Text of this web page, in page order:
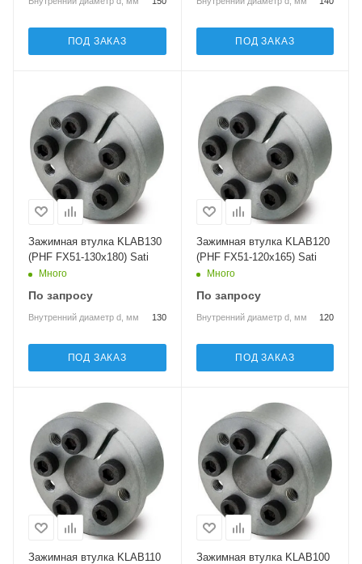
ПОД ЗАКАЗ ПОД ЗАКАЗ
Зажимная втулка KLAB130
(PHF FX51-130x180) Sati
Много
По запросу
Внутренний диаметр d, мм 130
ПОД ЗАКАЗ
Зажимная втулка KLAB120
(PHF FX51-120x165) Sati
Много
По запросу
Внутренний диаметр d, мм 120
ПОД ЗАКАЗ
Зажимная втулка KLAB110
Зажимная втулка KLAB100